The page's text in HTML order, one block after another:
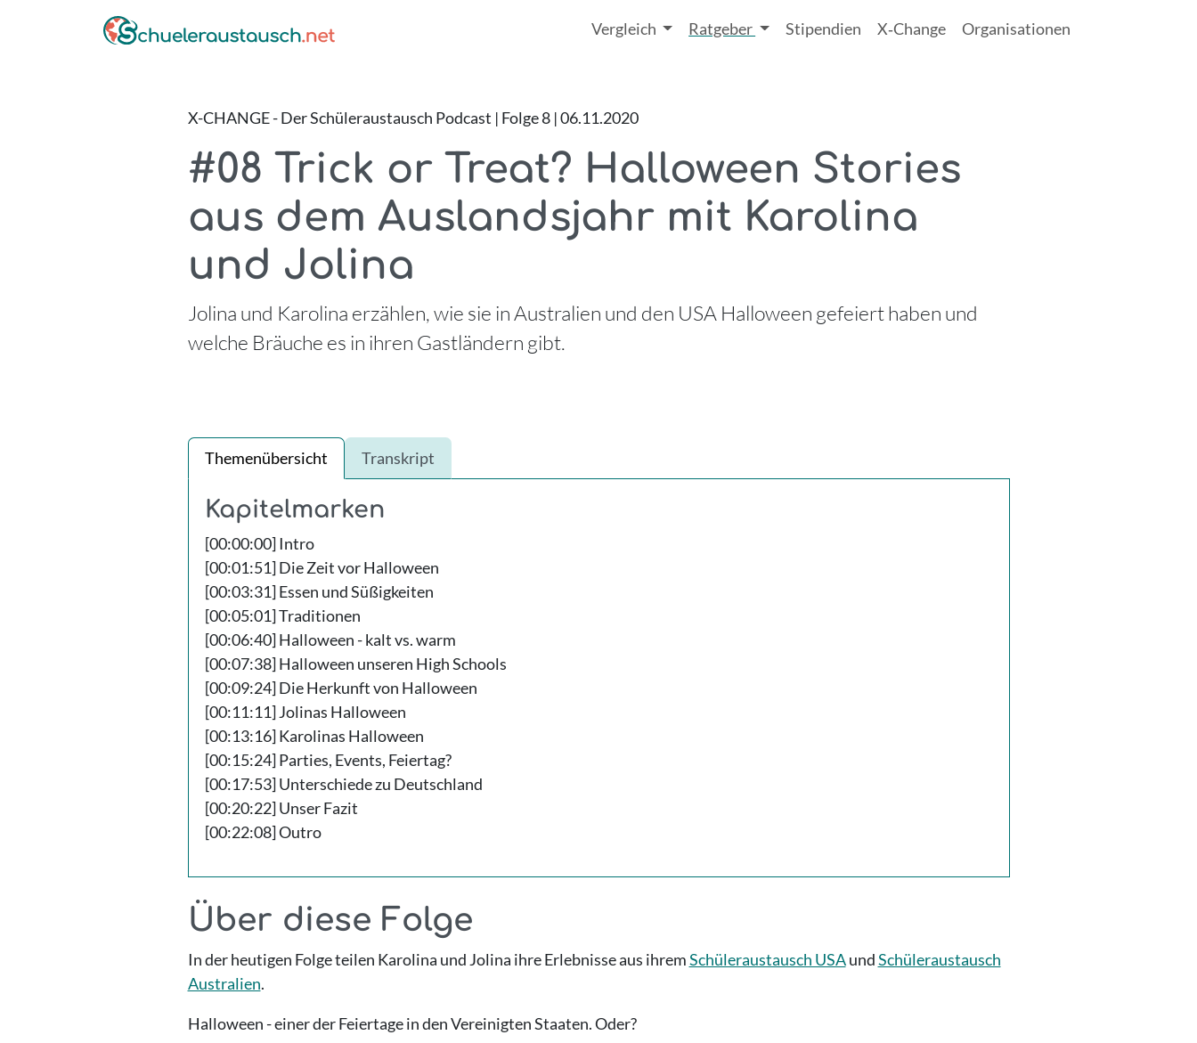
Vergleich Ratgeber Stipendien X‑Change Organisationen
X-CHANGE - Der Schüleraustausch Podcast | Folge 8 | 06.11.2020
#08 Trick or Treat? Halloween Stories
aus dem Auslandsjahr mit Karolina
und Jolina
Jolina und Karolina erzählen, wie sie in Australien und den USA Halloween gefeiert haben und
welche Bräuche es in ihren Gastländern gibt.
Themenübersicht Transkript
Kapitelmarken
[00:00:00] Intro
[00:01:51] Die Zeit vor Halloween
[00:03:31] Essen und Süßigkeiten
[00:05:01] Traditionen
[00:06:40] Halloween - kalt vs. warm
[00:07:38] Halloween unseren High Schools
[00:09:24] Die Herkunft von Halloween
[00:11:11] Jolinas Halloween
[00:13:16] Karolinas Halloween
[00:15:24] Parties, Events, Feiertag?
[00:17:53] Unterschiede zu Deutschland
[00:20:22] Unser Fazit
[00:22:08] Outro
Über diese Folge
In der heutigen Folge teilen Karolina und Jolina ihre Erlebnisse aus ihremSchüleraustausch USAundSchüleraustausch
Australien.
Halloween - einer der Feiertage in den Vereinigten Staaten. Oder?